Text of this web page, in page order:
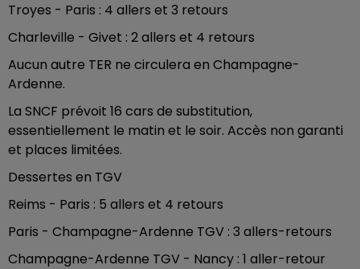
Troyes - Paris : 4 allers et 3 retours
Charleville - Givet : 2 allers et 4 retours
Aucun autre TER ne circulera en Champagne-
Ardenne.
La SNCF prévoit 16 cars de substitution,
essentiellement le matin et le soir. Accès non garanti
et places limitées.
Dessertes en TGV
Reims - Paris : 5 allers et 4 retours
Paris - Champagne-Ardenne TGV : 3 allers-retours
Champagne-Ardenne TGV - Nancy : 1 aller-retour